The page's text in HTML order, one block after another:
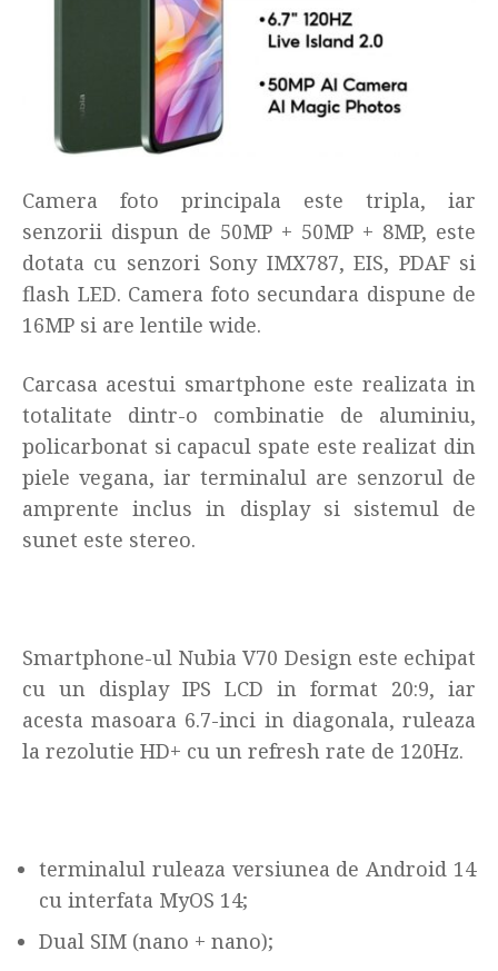
Camera foto principala este tripla, iar
senzorii dispun de 50MP + 50MP + 8MP, este
dotata cu senzori Sony IMX787, EIS, PDAF si
flash LED. Camera foto secundara dispune de
16MP si are lentile wide.
Carcasa acestui smartphone este realizata in
totalitate dintr-o combinatie de aluminiu,
policarbonat si capacul spate este realizat din
piele vegana, iar terminalul are senzorul de
amprente inclus in display si sistemul de
sunet este stereo.
Smartphone-ul Nubia V70 Design este echipat
cu un display IPS LCD in format 20:9, iar
acesta masoara 6.7-inci in diagonala, ruleaza
la rezolutie HD+ cu un refresh rate de 120Hz.
terminalul ruleaza versiunea de Android 14
cu interfata MyOS 14;
Dual SIM (nano + nano);